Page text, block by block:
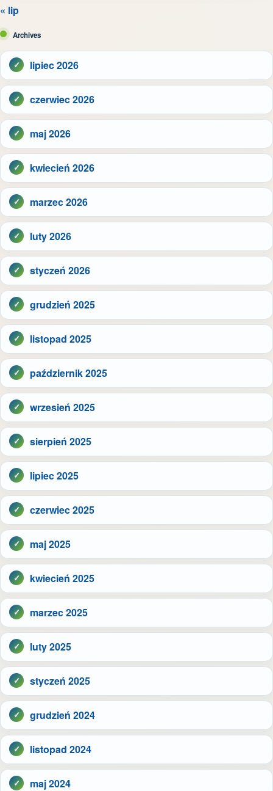
« lip
Archives
lipiec 2026
czerwiec 2026
maj 2026
kwiecień 2026
marzec 2026
luty 2026
styczeń 2026
grudzień 2025
listopad 2025
październik 2025
wrzesień 2025
sierpień 2025
lipiec 2025
czerwiec 2025
maj 2025
kwiecień 2025
marzec 2025
luty 2025
styczeń 2025
grudzień 2024
listopad 2024
maj 2024